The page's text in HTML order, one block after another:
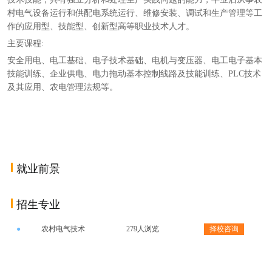
村电气设备运行和供配电系统运行、维修安装、调试和生产管理等工
作的应用型、技能型、创新型高等职业技术人才。
主要课程:
安全用电、电工基础、电子技术基础、电机与变压器、电工电子基本
技能训练、企业供电、电力拖动基本控制线路及技能训练、PLC技术
及其应用、农电管理法规等。
就业前景
招生专业
● 农村电气技术 279人浏览 择校咨询